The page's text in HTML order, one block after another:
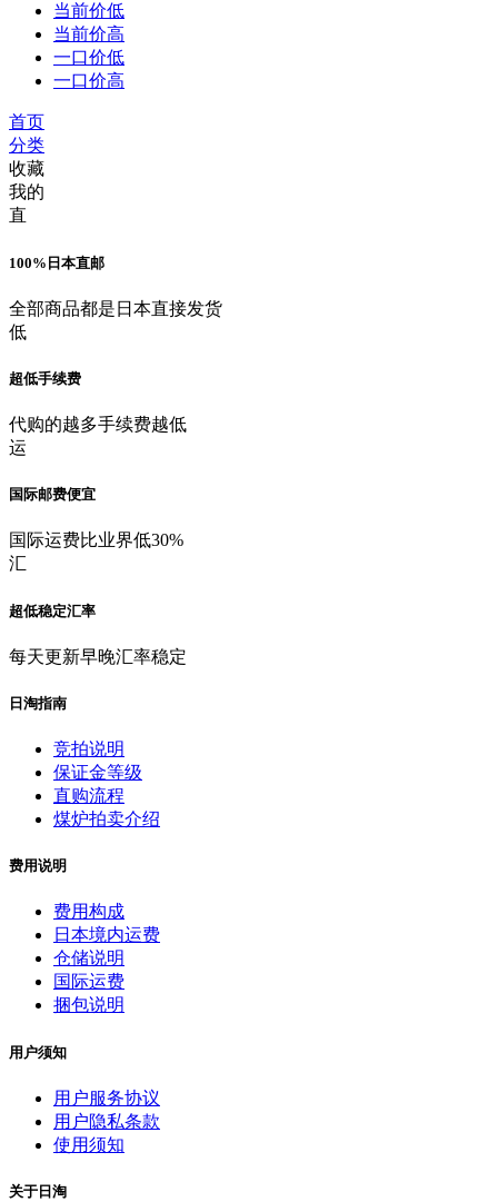
当前价低
当前价高
一口价低
一口价高
首页
分类
收藏
我的
直
100%日本直邮
全部商品都是日本直接发货
低
超低手续费
代购的越多手续费越低
运
国际邮费便宜
国际运费比业界低30%
汇
超低稳定汇率
每天更新早晚汇率稳定
日淘指南
竞拍说明
保证金等级
直购流程
煤炉拍卖介绍
费用说明
费用构成
日本境内运费
仓储说明
国际运费
捆包说明
用户须知
用户服务协议
用户隐私条款
使用须知
关于日淘